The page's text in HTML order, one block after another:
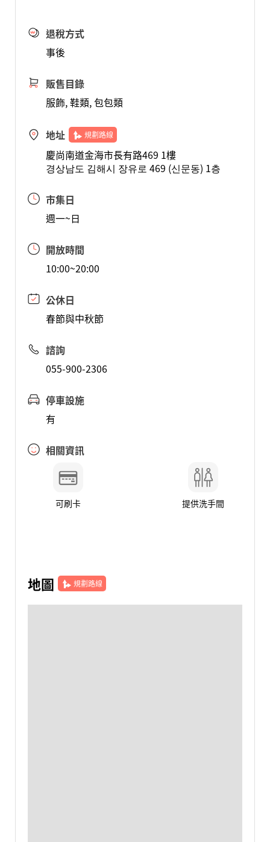
退稅方式
事後
販售目錄
服飾, 鞋類, 包包類
地址 規劃路線
慶尚南道金海市長有路469 1樓
경상남도 김해시 장유로 469 (신문동) 1층
市集日
週一~日
開放時間
10:00~20:00
公休日
春節與中秋節
諮詢
055-900-2306
停車設施
有
相關資訊
可刷卡 提供洗手間
地圖 規劃路線